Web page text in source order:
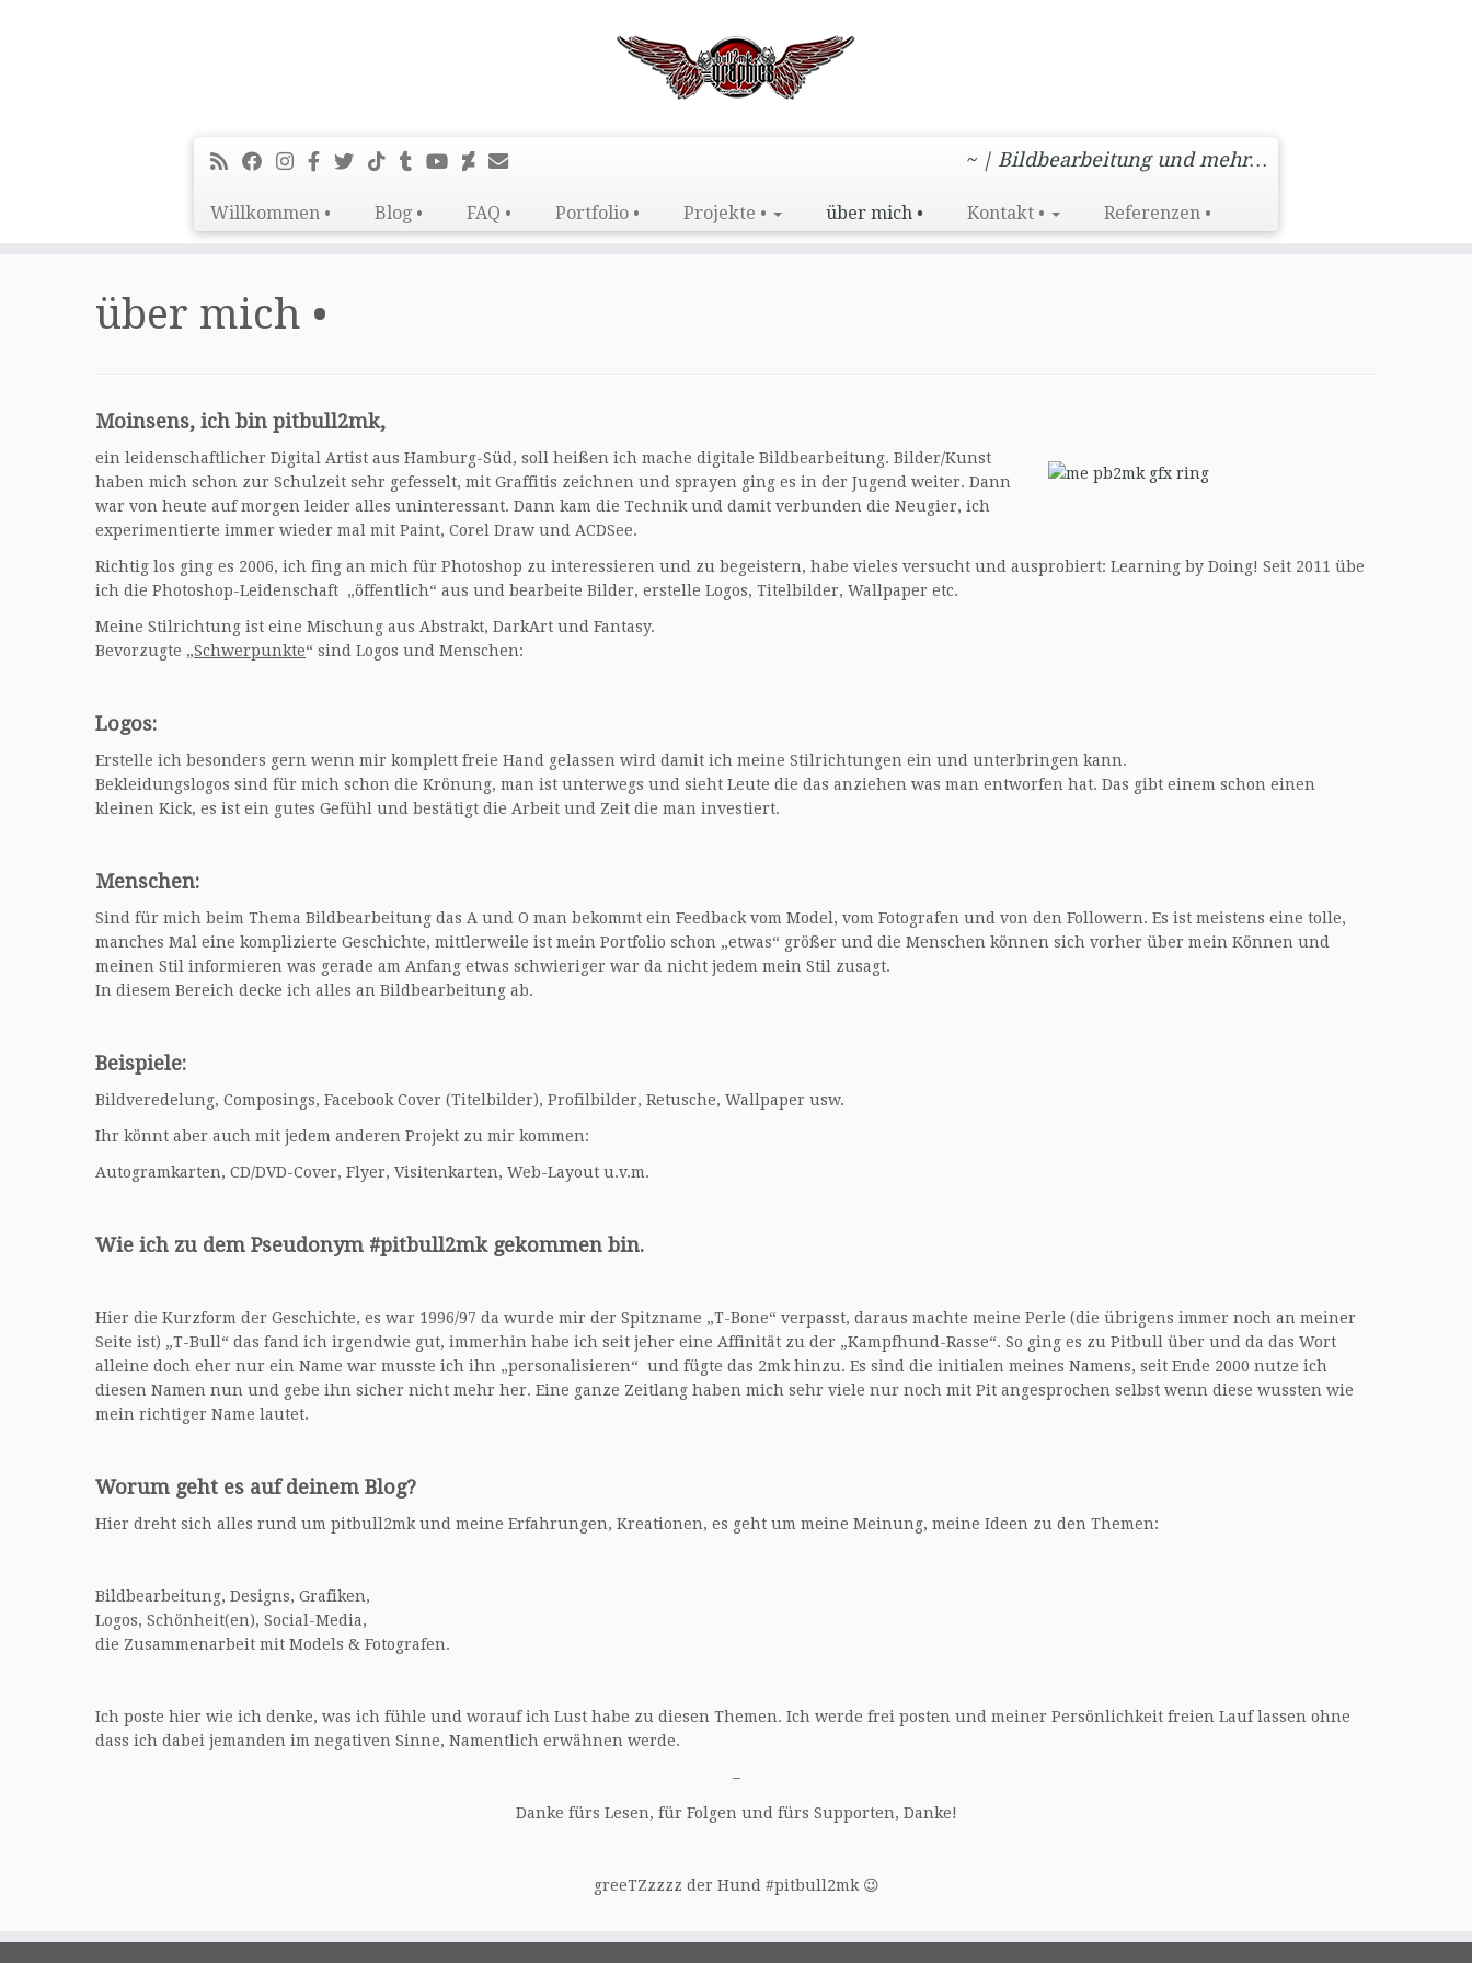
~ | Bildbearbeitung und mehr…
Willkommen • Blog • FAQ • Portfolio • Projekte • über mich • Kontakt • Referenzen •
über mich •
Moinsens, ich bin pitbull2mk,
ein leidenschaftlicher Digital Artist aus Hamburg-Süd, soll heißen ich mache digitale Bildbearbeitung. Bilder/Kunst
haben mich schon zur Schulzeit sehr gefesselt, mit Graffitis zeichnen und sprayen ging es in der Jugend weiter. Dann
war von heute auf morgen leider alles uninteressant. Dann kam die Technik und damit verbunden die Neugier, ich
experimentierte immer wieder mal mit Paint, Corel Draw und ACDSee.
Richtig los ging es 2006, ich fing an mich für Photoshop zu interessieren und zu begeistern, habe vieles versucht und ausprobiert: Learning by Doing! Seit 2011 übe
ich die Photoshop-Leidenschaft „öffentlich“ aus und bearbeite Bilder, erstelle Logos, Titelbilder, Wallpaper etc.
Meine Stilrichtung ist eine Mischung aus Abstrakt, DarkArt und Fantasy.
Bevorzugte „Schwerpunkte“ sind Logos und Menschen:
Logos:
Erstelle ich besonders gern wenn mir komplett freie Hand gelassen wird damit ich meine Stilrichtungen ein und unterbringen kann.
Bekleidungslogos sind für mich schon die Krönung, man ist unterwegs und sieht Leute die das anziehen was man entworfen hat. Das gibt einem schon einen
kleinen Kick, es ist ein gutes Gefühl und bestätigt die Arbeit und Zeit die man investiert.
Menschen:
Sind für mich beim Thema Bildbearbeitung das A und O man bekommt ein Feedback vom Model, vom Fotografen und von den Followern. Es ist meistens eine tolle,
manches Mal eine komplizierte Geschichte, mittlerweile ist mein Portfolio schon „etwas“ größer und die Menschen können sich vorher über mein Können und
meinen Stil informieren was gerade am Anfang etwas schwieriger war da nicht jedem mein Stil zusagt.
In diesem Bereich decke ich alles an Bildbearbeitung ab.
Beispiele:
Bildveredelung, Composings, Facebook Cover (Titelbilder), Profilbilder, Retusche, Wallpaper usw.
Ihr könnt aber auch mit jedem anderen Projekt zu mir kommen:
Autogramkarten, CD/DVD-Cover, Flyer, Visitenkarten, Web-Layout u.v.m.
Wie ich zu dem Pseudonym #pitbull2mk gekommen bin.
Hier die Kurzform der Geschichte, es war 1996/97 da wurde mir der Spitzname „T-Bone“ verpasst, daraus machte meine Perle (die übrigens immer noch an meiner
Seite ist) „T-Bull“ das fand ich irgendwie gut, immerhin habe ich seit jeher eine Affinität zu der „Kampfhund-Rasse“. So ging es zu Pitbull über und da das Wort
alleine doch eher nur ein Name war musste ich ihn „personalisieren“ und fügte das 2mk hinzu. Es sind die initialen meines Namens, seit Ende 2000 nutze ich
diesen Namen nun und gebe ihn sicher nicht mehr her. Eine ganze Zeitlang haben mich sehr viele nur noch mit Pit angesprochen selbst wenn diese wussten wie
mein richtiger Name lautet.
Worum geht es auf deinem Blog?
Hier dreht sich alles rund um pitbull2mk und meine Erfahrungen, Kreationen, es geht um meine Meinung, meine Ideen zu den Themen:
Bildbearbeitung, Designs, Grafiken,
Logos, Schönheit(en), Social-Media,
die Zusammenarbeit mit Models & Fotografen.
Ich poste hier wie ich denke, was ich fühle und worauf ich Lust habe zu diesen Themen. Ich werde frei posten und meiner Persönlichkeit freien Lauf lassen ohne
dass ich dabei jemanden im negativen Sinne, Namentlich erwähnen werde.
–
Danke fürs Lesen, für Folgen und fürs Supporten, Danke!
greeTZzzzz der Hund #pitbull2mk 😉